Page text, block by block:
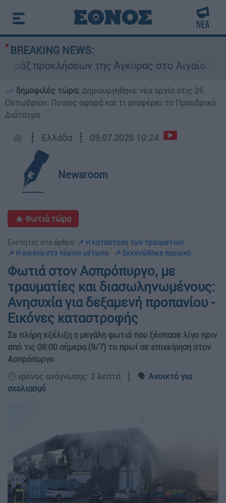
BREAKING NEWS:
της Άγκυρας στο Αιγαίο: Εικονική
δημοφιλές τώρα: Δημιουργήθηκε νέα αργία στις 26
Οκτωβρίου: Ποιους αφορά και τι αναφέρει το Προεδρικό
Διάταγμα
┋ Ελλάδα ┋ 09.07.2026 10:24
Newsroom
🔥 Φωτιά τώρα
Ενότητες στο άρθρο: 📌 Η κατάσταση των τραυματιών
📌 Η εικόνα στο πύρινο μέτωπο
📌 Εκκενώθηκε περιοχή
Φωτιά στον Ασπρόπυργο, με
τραυματίες και διασωληνωμένους:
Ανησυχία για δεξαμενή προπανίου -
Εικόνες καταστροφής
Σε πλήρη εξέλιξη η μεγάλη φωτιά που ξέσπασε λίγο πριν
από τις 08:00 σήμερα (9/7) το πρωί σε επιχείρηση στον
Ασπρόπυργο
🕛 χρόνος ανάγνωσης: 2 λεπτά ┋ 🗣️ Ανοικτό για
σχολιασμό